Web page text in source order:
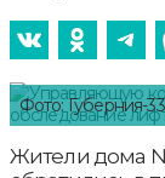
Фото: Губерния-33
Жители дома